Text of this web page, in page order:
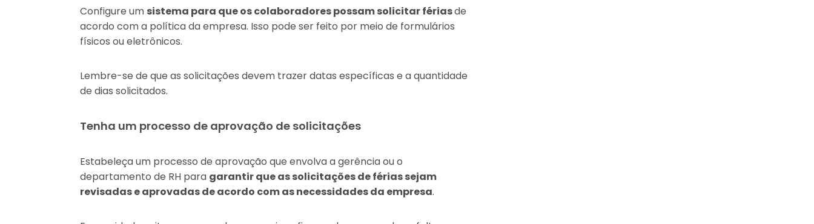
Configure um sistema para que os colaboradores possam solicitar fériasde
acordo com a política da empresa. Isso pode ser feito por meio de formulários
físicos ou eletrônicos.
Lembre-se de que as solicitações devem trazer datas específicas e a quantidade
de dias solicitados.
Tenha um processo de aprovação de solicitações
Estabeleça um processo de aprovação que envolva a gerência ou o
departamento de RH para garantir que as solicitações de férias sejam
revisadas e aprovadas de acordo com as necessidades da empresa.